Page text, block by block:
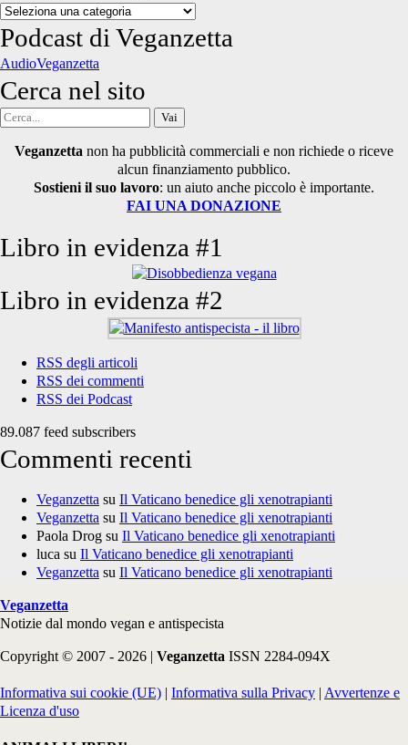
Categorie
degli
articoli
Podcast di Veganzetta
AudioVeganzetta
Cerca nel sito
Cerca
Veganzetta non ha pubblicità commerciali e non richiede o riceve
alcun finanziamento pubblico.
Sostieni il suo lavoro: un aiuto anche piccolo è importante.
FAI UNA DONAZIONE
Libro in evidenza #1
Libro in evidenza #2
RSS degli articoli
RSS dei commenti
RSS dei Podcast
89.087 feed subscribers
Commenti recenti
Veganzetta su Il Vaticano benedice gli xenotrapianti
Veganzetta su Il Vaticano benedice gli xenotrapianti
Paola Drog su Il Vaticano benedice gli xenotrapianti
luca su Il Vaticano benedice gli xenotrapianti
Veganzetta su Il Vaticano benedice gli xenotrapianti
Veganzetta
Notizie dal mondo vegan e antispecista
Copyright © 2007 - 2026 | Veganzetta ISSN 2284-094X
Informativa sui cookie (UE) | Informativa sulla Privacy | Avvertenze e
Licenza d'uso